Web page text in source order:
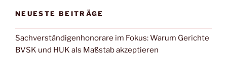
NEUESTE BEITRÄGE
Sachverständigenhonorare im Fokus: Warum Gerichte
BVSK und HUK als Maßstab akzeptieren